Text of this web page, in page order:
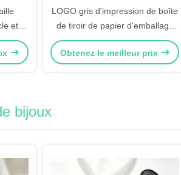
et
LOGO gris d'impression de boîte
de tiroir de papier d'emballage
de couleur de boîte de papier de
paquet de poche
Obtenez le meilleur prix
bijoux